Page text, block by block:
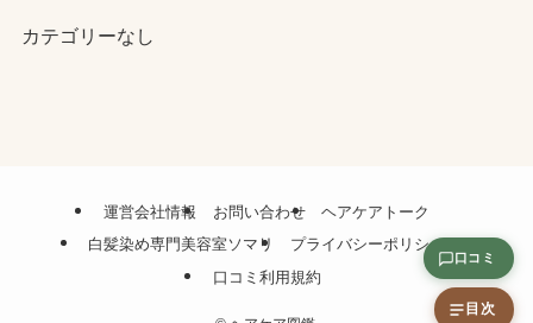
カテゴリーなし
運営会社情報 お問い合わせ
ヘアケアトーク
白髪染め専門美容室ソマリ
プライバシーポリシー
口コミ利用規約
口コミ
目次